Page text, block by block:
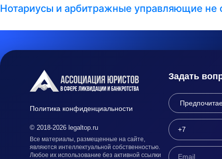
Нотариусы и арбитражные управляющие не
Политика конфиденциальности
© 2018-2026 legaltop.ru
Все материалы, размещенные на сайте,
являются интеллектуальной собственностью.
Любое их использование без активной ссылки
Задать